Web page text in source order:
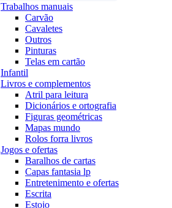
Trabalhos manuais
Carvão
Cavaletes
Outros
Pinturas
Telas em cartão
Infantil
Livros e complementos
Atril para leitura
Dicionários e ortografia
Figuras geométricas
Mapas mundo
Rolos forra livros
Jogos e ofertas
Baralhos de cartas
Capas fantasia lp
Entretenimento e ofertas
Escrita
Estojo